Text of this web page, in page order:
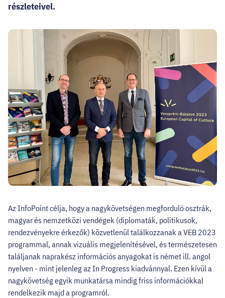
HELLOVEB PROGRAMAJÁNLÓ
KARRIER
FacebookInstagramYouTubeTwitter
EN
részleteivel.
Az InfoPoint célja, hogy a nagykövetségen megforduló osztrák,
magyar és nemzetközi vendégek (diplomaták, politikusok,
rendezvényekre érkezők) közvetlenül találkozzanak a VEB 2023
programmal, annak vizuális megjelenítésével, és természetesen
találjanak naprakész információs anyagokat is német ill. angol
nyelven - mint jelenleg az In Progress kiadvánnyal. Ezen kívül a
nagykövetség egyik munkatársa mindig friss információkkal
rendelkezik majd a programról.